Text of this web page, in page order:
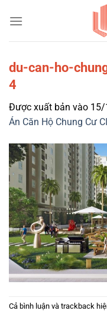
qua
du-can-ho-
4
Được xuất bản vào
Án Căn Hộ Chung Cư
Cả bình luận và trackback